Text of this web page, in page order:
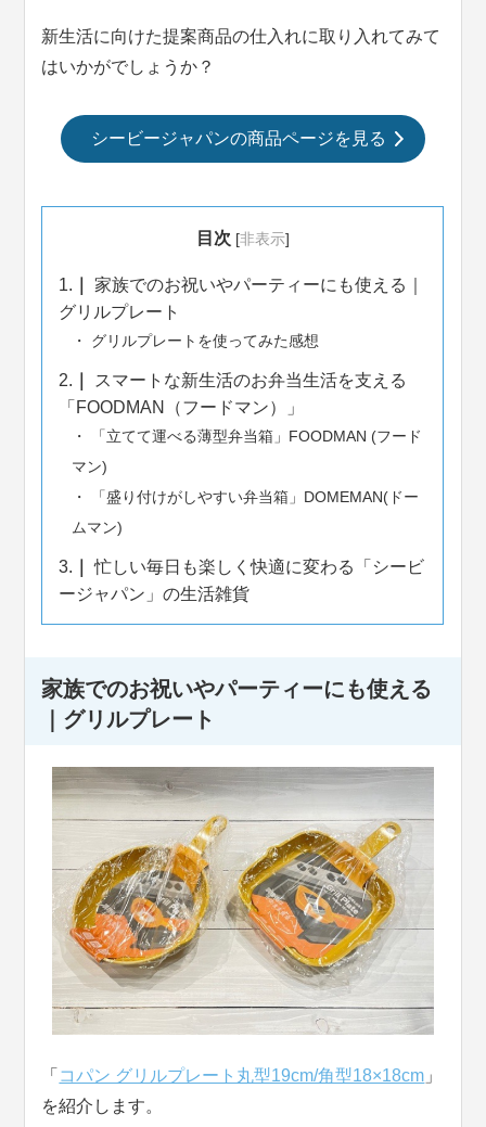
新生活に向けた提案商品の仕入れに取り入れてみて
はいかがでしょうか？
シービージャパンの商品ページを見る
目次 [非表示]
1.
家族でのお祝いやパーティーにも使える｜
グリルプレート
グリルプレートを使ってみた感想
2.
スマートな新生活のお弁当生活を支える
「FOODMAN（フードマン）」
「立てて運べる薄型弁当箱」FOODMAN (フード
マン)
「盛り付けがしやすい弁当箱」DOMEMAN(ドー
ムマン)
3.
忙しい毎日も楽しく快適に変わる「シービ
ージャパン」の生活雑貨
家族でのお祝いやパーティーにも使える
｜グリルプレート
「 コパン グリルプレート丸型19cm/角型18×18cm 」
を紹介します。